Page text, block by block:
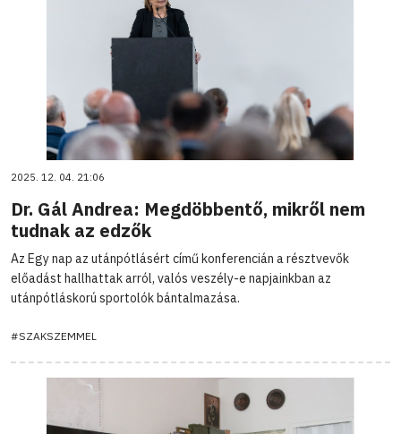
2025. 12. 04. 21:06
Dr. Gál Andrea: Megdöbbentő, mikről nem
tudnak az edzők
Az Egy nap az utánpótlásért című konferencián a résztvevők
előadást hallhattak arról, valós veszély-e napjainkban az
utánpótláskorú sportolók bántalmazása.
#SZAKSZEMMEL